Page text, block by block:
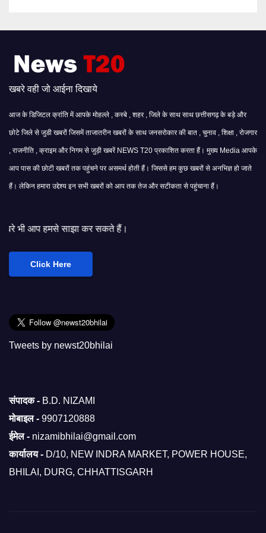
खबरे वही जो आईना दिखाये
आज के डिजिटल क्रांति में आपके मोहल्ले , कस्बे , शहर , जिले के साथ साथ छत्तीसगढ़ के बड़े और
छोटे जिले से जुडी खबरों जिसमें ताजातरीन खबरों के साथ जनसरोकार की बात , चुनाव , शिक्षा , रोजगार
, राजनीति , क्राइम और निगम से जुड़ी खबरें NEWS T20 प्रकाशित करता हैं। मुख्य Media आपके
आप पास की छोटी खबरों तक पहुंचने पर असमर्थ होती हैं। जिससे हम कुछ खबरों से अनभिज्ञ हो जाते
हैं। लेकिन हमारा उद्देश्य इन सभी खबरों को आप तक तेज और सटीकता से पहुंचाना हैं।
कर सकते हैं।
Click Here
Tweets by newst20bhilai
संपादक - B.D. NIZAMI
मोबाइल - 9907120888
ईमेल - nizamibhilai@gmail.com
कार्यालय - D/10, NEW INDRA MARKET, POWER HOUSE,
BHILAI, DURG, CHHATTISGARH